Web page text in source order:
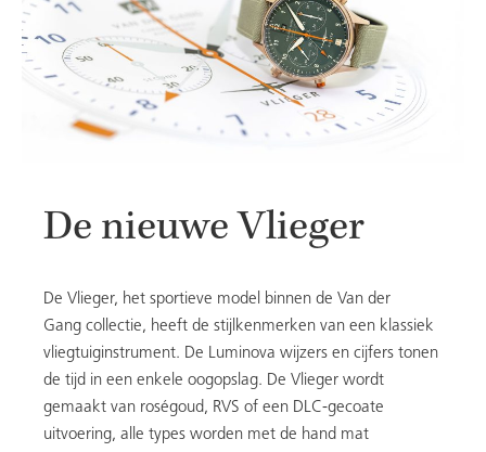
De nieuwe Vlieger
De Vlieger, het sportieve model binnen de Van der
Gang collectie, heeft de stijlkenmerken van een klassiek
vliegtuiginstrument. De Luminova wijzers en cijfers tonen
de tijd in een enkele oogopslag. De Vlieger wordt
gemaakt van roségoud, RVS of een DLC-gecoate
uitvoering, alle types worden met de hand mat